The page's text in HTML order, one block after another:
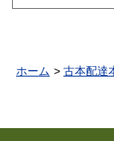
ホーム 古本配達